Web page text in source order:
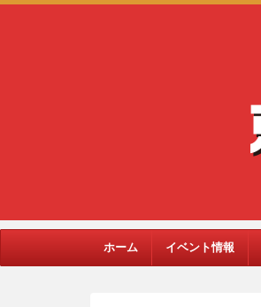
ホーム イベント情報